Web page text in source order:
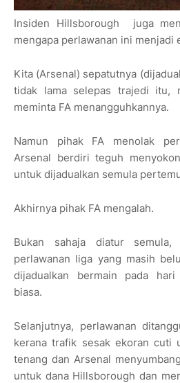
Insiden Hillsborough
juga
mengapa perlawanan ini menjadi
Kita (Arsenal) sepatutnya
tidak lama selepas trajedi itu,
meminta FA menangguhkannya.
Namun pihak FA menolak
Arsenal berdiri teguh
untuk dijadualkan semula
Akhirnya pihak FA mengalah.
Bukan sahaja diatur
perlawanan liga yang masih
dijadualkan bermain pada
biasa.
Selanjutnya, perlawanan
kerana trafik sesak ekoran cuti
tenang dan Arsenal
untuk dana Hillsborough dan